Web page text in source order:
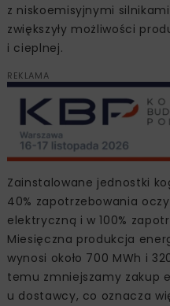
z niskoemisyjnymi
zwiększyły możliwości
i cieplnej.
REKLAMA
Zainstalowane jednostki
40% zapotrzebowania
elektryczną i w 100%
Miesięczna produkcja
wynosi około 700 MWh i
temu zmniejszamy zakup
u dostawcy, co oznacza